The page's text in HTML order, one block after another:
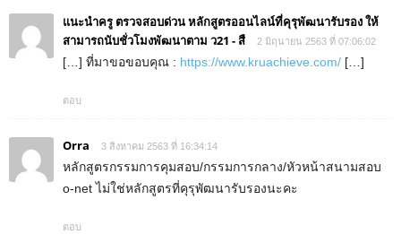
แนะนำครู ตรวจสอบด่วน หลักสูตรออนไลน์ที่คุรุพัฒนารับรอง ให้
สามารถนับชั่วโมงพัฒนาตาม ว21 - สื
2 มิถุนายน 2563 ที่ 07:06:02
[…] ที่มาขอขอบคุณ : https://www.kruachieve.com/ […]
ตอบ
Orra 3 สิงหาคม 2563 ที่ 16:34:14
หลักสูตรกรรมการคุมสอบ/กรรมการกลาง/หัวหน้าสนามสอบ
o-net ไม่ใช่หลักสูตรที่คุรุพัฒนารับรองนะคะ
ตอบ